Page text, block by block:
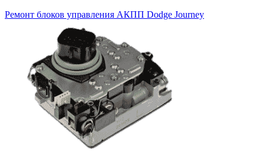
Ремонт блоков управления АКПП Dodge Journey